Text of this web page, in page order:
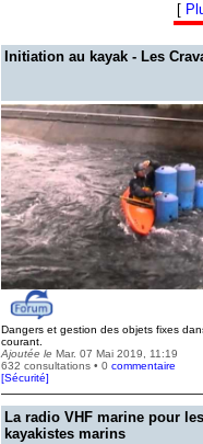
[
Initiation au kayak - Les
Dangers et gestion des objets fixes
courant.
Ajoutée le Mar. 07 Mai 2019, 11:19
632 consultations • 0 commentaire
[Sécurité]
La radio VHF marine pour les
kayakistes marins